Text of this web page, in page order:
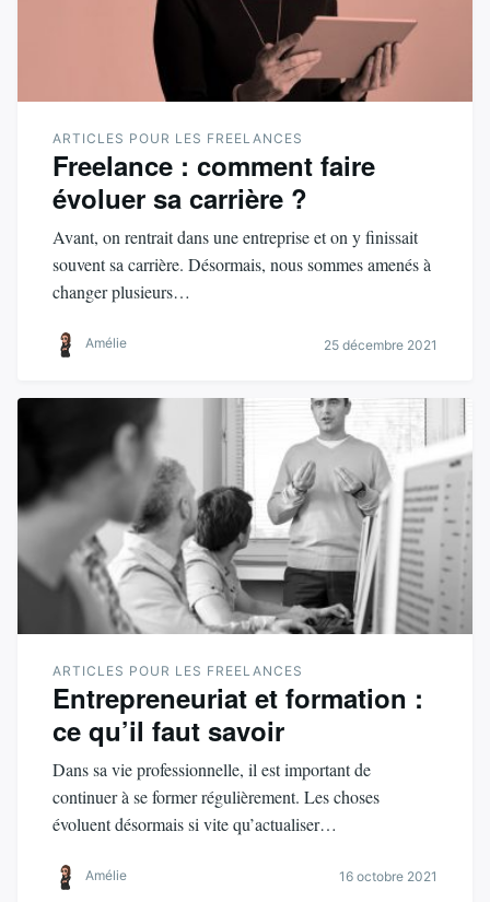
ARTICLES POUR LES FREELANCES
Freelance : comment faire
évoluer sa carrière ?
Avant, on rentrait dans une entreprise et on y finissait
souvent sa carrière. Désormais, nous sommes amenés à
changer plusieurs…
Amélie 25 décembre 2021
ARTICLES POUR LES FREELANCES
Entrepreneuriat et formation :
ce qu’il faut savoir
Dans sa vie professionnelle, il est important de
continuer à se former régulièrement. Les choses
évoluent désormais si vite qu’actualiser…
Amélie 16 octobre 2021